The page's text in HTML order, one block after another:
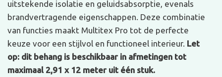
uitstekende isolatie en geluidsabsorptie, evenals
brandvertragende eigenschappen. Deze combinatie
van functies maakt Multitex Pro tot de perfecte
keuze voor een stijlvol en functioneel interieur. Let
op: dit behang is beschikbaar in afmetingen tot
maximaal 2,91 x 12 meter uit één stuk.